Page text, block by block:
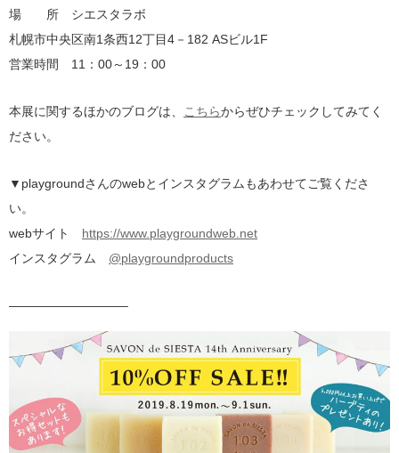
場 所 シエスタラボ
札幌市中央区南1条西12丁目4－182 ASビル1F
営業時間 11：00～19：00
本展に関するほかのブログは、 こちらからぜひチェックしてみてく
ださい。
▼playgroundさんのwebとインスタグラムもあわせてご覧くださ
い。
webサイト https://www.playgroundweb.net
インスタグラム @playgroundproducts
—————————–